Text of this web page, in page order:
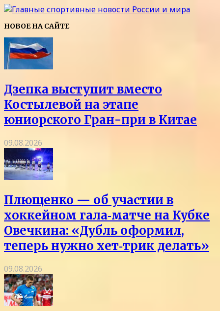
НОВОЕ НА САЙТЕ
Дзепка выступит вместо
Костылевой на этапе
юниорского Гран-при в Китае
09.08.2026
Плющенко — об участии в
хоккейном гала‑матче на Кубке
Овечкина: «Дубль оформил,
теперь нужно хет‑трик делать»
09.08.2026